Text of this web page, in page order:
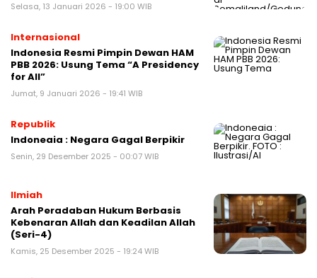
Selasa, 13 Januari 2026 - 19:00 WIB
Internasional
Indonesia Resmi Pimpin Dewan HAM
PBB 2026: Usung Tema “A Presidency
for All”
Jumat, 9 Januari 2026 - 19:41 WIB
Republik
Indoneaia : Negara Gagal Berpikir
Senin, 29 Desember 2025 - 00:07 WIB
Ilmiah
Arah Peradaban Hukum Berbasis
Kebenaran Allah dan Keadilan Allah
(Seri-4)
Kamis, 25 Desember 2025 - 19:24 WIB